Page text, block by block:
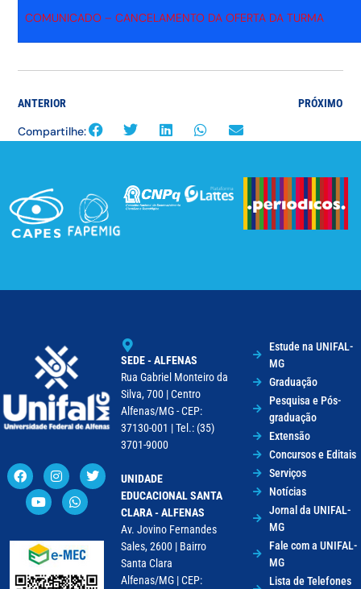
COMUNICADO – CANCELAMENTO DA OFERTA DA TURMA
ANTERIOR PRÓXIMO
Compartilhe:
SEDE - ALFENAS
Rua Gabriel Monteiro da
Silva, 700 | Centro
Alfenas/MG - CEP:
37130-001 | Tel.: (35)
3701-9000
UNIDADE
EDUCACIONAL SANTA
CLARA - ALFENAS
Av. Jovino Fernandes
Sales, 2600 | Bairro
Santa Clara
Alfenas/MG | CEP:
Estude na UNIFAL-
MG
Graduação
Pesquisa e Pós-
graduação
Extensão
Concursos e Editais
Serviços
Notícias
Jornal da UNIFAL-
MG
Fale com a UNIFAL-
MG
Lista de Telefones